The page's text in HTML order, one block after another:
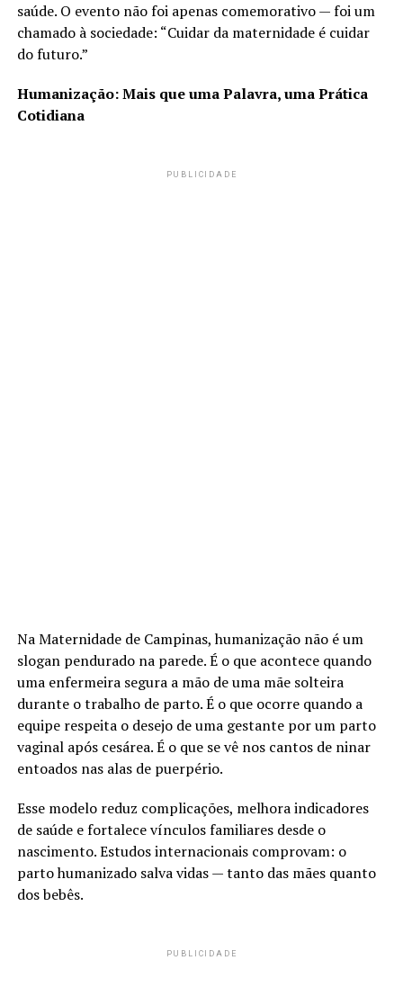
saúde. O evento não foi apenas comemorativo — foi um
chamado à sociedade: “Cuidar da maternidade é cuidar
do futuro.”
Humanização: Mais que uma Palavra, uma Prática
Cotidiana
PUBLICIDADE
Na Maternidade de Campinas, humanização não é um
slogan pendurado na parede. É o que acontece quando
uma enfermeira segura a mão de uma mãe solteira
durante o trabalho de parto. É o que ocorre quando a
equipe respeita o desejo de uma gestante por um parto
vaginal após cesárea. É o que se vê nos cantos de ninar
entoados nas alas de puerpério.
Esse modelo reduz complicações, melhora indicadores
de saúde e fortalece vínculos familiares desde o
nascimento. Estudos internacionais comprovam: o
parto humanizado salva vidas — tanto das mães quanto
dos bebês.
PUBLICIDADE